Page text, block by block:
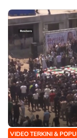
VIDEO TERKINI &